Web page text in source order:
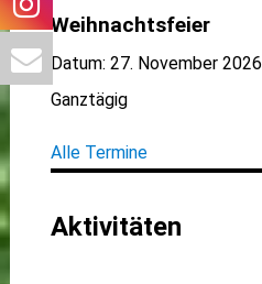
Weihnachtsfeier
Datum: 27. November 2026
Ganztägig
Alle Termine
Aktivitäten